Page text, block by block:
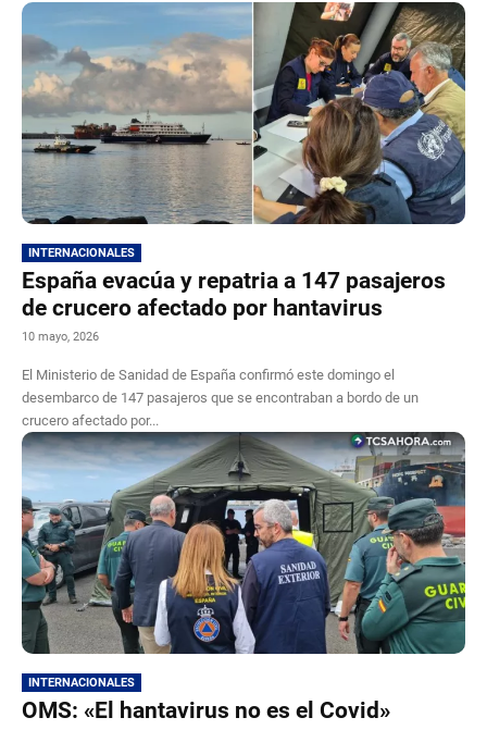
INTERNACIONALES
España evacúa y repatria a 147 pasajeros
de crucero afectado por hantavirus
10 mayo, 2026
El Ministerio de Sanidad de España confirmó este domingo el
desembarco de 147 pasajeros que se encontraban a bordo de un
crucero afectado por...
INTERNACIONALES
OMS: «El hantavirus no es el Covid»